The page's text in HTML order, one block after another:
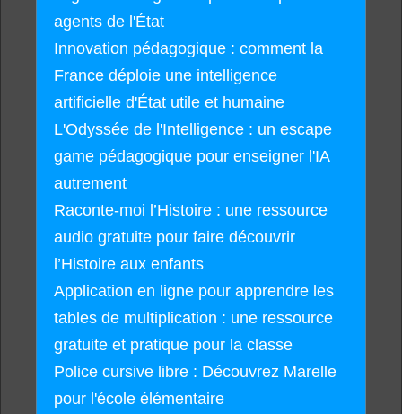
agents de l'État
Innovation pédagogique : comment la
France déploie une intelligence
artificielle d'État utile et humaine
L'Odyssée de l'Intelligence : un escape
game pédagogique pour enseigner l'IA
autrement
Raconte-moi l’Histoire : une ressource
audio gratuite pour faire découvrir
l’Histoire aux enfants
Application en ligne pour apprendre les
tables de multiplication : une ressource
gratuite et pratique pour la classe
Police cursive libre : Découvrez Marelle
pour l'école élémentaire